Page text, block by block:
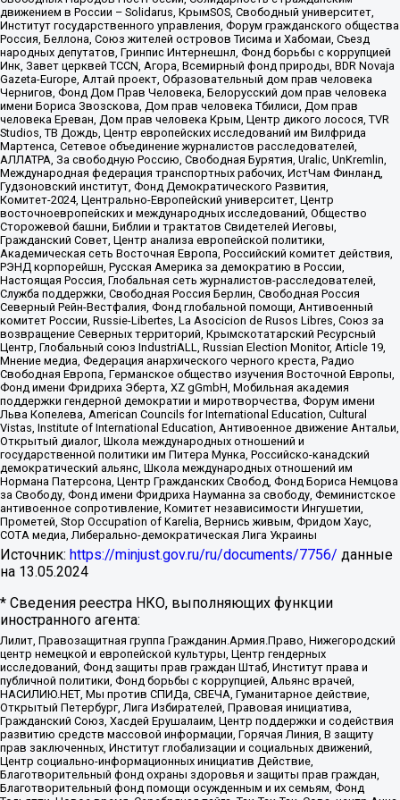
движением в России – Solidarus, КрымSOS, Свободный университет,
Институт государственного управления, Форум гражданского общества
Россия, Беллона, Союз жителей островов Тисима и Хабомаи, Съезд
народных депутатов, Гринпис Интернешнл, Фонд борьбы с коррупцией
Инк, Завет церквей TCCN, Агора, Всемирный фонд природы, BDR Novaja
Gazeta-Europe, Алтай проект, Образовательный дом прав человека
Чернигов, Фонд Дом Прав Человека, Белорусский дом прав человека
имени Бориса Звозскова, Дом прав человека Тбилиси, Дом прав
человека Ереван, Дом прав человека Крым, Центр дикого лосося, TVR
Studios, ТВ Дождь, Центр европейских исследований им Вилфрида
Мартенса, Сетевое объединение журналистов расследователей,
АЛЛАТРА, За свободную Россию, Свободная Бурятия, Uralic, UnKremlin,
Международная федерация транспортных рабочих, ИстЧам Финланд,
Гудзоновский институт, Фонд Демократического Развития,
Комитет-2024, Центрально-Европейский университет, Центр
восточноевропейских и международных исследований, Общество
Сторожевой башни, Библии и трактатов Свидетелей Иеговы,
Гражданский Совет, Центр анализа европейской политики,
Академическая сеть Восточная Европа, Российский комитет действия,
РЭНД корпорейшн, Русская Америка за демократию в России,
Настоящая Россия, Глобальная сеть журналистов-расследователей,
Служба поддержки, Свободная Россия Берлин, Свободная Россия
Северный Рейн-Вестфалия, Фонд глобальной помощи, Антивоенный
комитет России, Russie-Libertes, La Asocicion de Rusos Libres, Союз за
возвращение Северных территорий, Крымскотатарский Ресурсный
Центр, Глобальный союз IndustriALL, Russian Election Monitor, Article 19,
Мнение медиа, Федерация анархического черного креста, Радио
Свободная Европа, Германское общество изучения Восточной Европы,
Фонд имени Фридриха Эберта, XZ gGmbH, Мобильная академия
поддержки гендерной демократии и миротворчества, Форум имени
Льва Копелева, American Councils for International Education, Cultural
Vistas, Institute of International Education, Антивоенное движение Антальи,
Открытый диалог, Школа международных отношений и
государственной политики им Питера Мунка, Российско-канадский
демократический альянс, Школа международных отношений им
Нормана Патерсона, Центр Гражданских Свобод, Фонд Бориса Немцова
за Свободу, Фонд имени Фридриха Науманна за свободу, Феминистское
антивоенное сопротивление, Комитет независимости Ингушетии,
Прометей, Stop Occupation of Karelia, Вернись живым, Фридом Хаус,
СОТА медиа, Либерально-демократическая Лига Украины
Источник: https://minjust.gov.ru/ru/documents/7756/ данные
на 13.05.2024
* Сведения реестра НКО, выполняющих функции
иностранного агента:
Лилит, Правозащитная группа Гражданин.Армия.Право, Нижегородский
центр немецкой и европейской культуры, Центр гендерных
исследований, Фонд защиты прав граждан Штаб, Институт права и
публичной политики, Фонд борьбы с коррупцией, Альянс врачей,
НАСИЛИЮ.НЕТ, Мы против СПИДа, СВЕЧА, Гуманитарное действие,
Открытый Петербург, Лига Избирателей, Правовая инициатива,
Гражданский Союз, Хасдей Ерушалаим, Центр поддержки и содействия
развитию средств массовой информации, Горячая Линия, В защиту
прав заключенных, Институт глобализации и социальных движений,
Центр социально-информационных инициатив Действие,
Благотворительный фонд охраны здоровья и защиты прав граждан,
Благотворительный фонд помощи осужденным и их семьям, Фонд